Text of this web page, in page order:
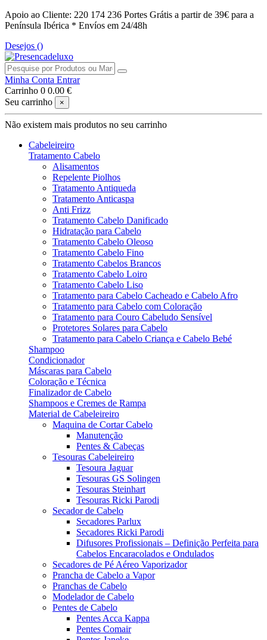
Apoio ao Cliente: 220 174 236 Portes Grátis a partir de 39€ para a
Península Ibérica * Envíos em 24/48h
Desejos ()
Minha Conta Entrar
Carrinho 0 0.00 €
Seu carrinho
×
Não existem mais produtos no seu carrinho
Cabeleireiro
Tratamento Cabelo
Alisamentos
Repelente Piolhos
Tratamento Antiqueda
Tratamento Anticaspa
Anti Frizz
Tratamento Cabelo Danificado
Hidratação para Cabelo
Tratamento Cabelo Oleoso
Tratamento Cabelo Fino
Tratamento Cabelos Brancos
Tratamento Cabelo Loiro
Tratamento Cabelo Liso
Tratamento para Cabelo Cacheado e Cabelo Afro
Tratamento para Cabelo com Coloração
Tratamento para Couro Cabeludo Sensível
Protetores Solares para Cabelo
Tratamento para Cabelo Criança e Cabelo Bebé
Shampoo
Condicionador
Máscaras para Cabelo
Coloração e Técnica
Finalizador de Cabelo
Shampoos e Cremes de Rampa
Material de Cabeleireiro
Maquina de Cortar Cabelo
Manutenção
Pentes & Cabeças
Tesouras Cabeleireiro
Tesoura Jaguar
Tesouras GS Solingen
Tesouras Steinhart
Tesouras Ricki Parodi
Secador de Cabelo
Secadores Parlux
Secadores Ricki Parodi
Difusores Profissionais – Definição Perfeita para
Cabelos Encaracolados e Ondulados
Secadores de Pé Aéreo Vaporizador
Prancha de Cabelo a Vapor
Pranchas de Cabelo
Modelador de Cabelo
Pentes de Cabelo
Pentes Acca Kappa
Pentes Comair